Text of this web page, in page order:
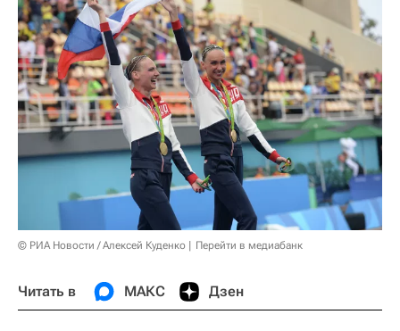
© РИА Новости / Алексей Куденко Перейти в медиабанк
Читать в МАКС Дзен